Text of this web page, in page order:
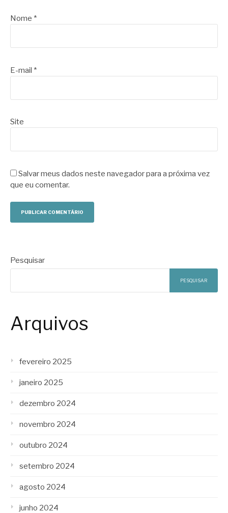
Nome *
E-mail *
Site
Salvar meus dados neste navegador para a próxima vez
que eu comentar.
Pesquisar
PESQUISAR
Arquivos
fevereiro 2025
janeiro 2025
dezembro 2024
novembro 2024
outubro 2024
setembro 2024
agosto 2024
junho 2024